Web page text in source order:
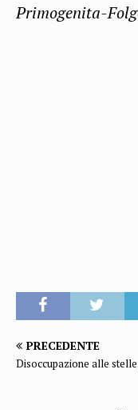
Primogenita-
PRECEDENTE
Disoccupazione alle